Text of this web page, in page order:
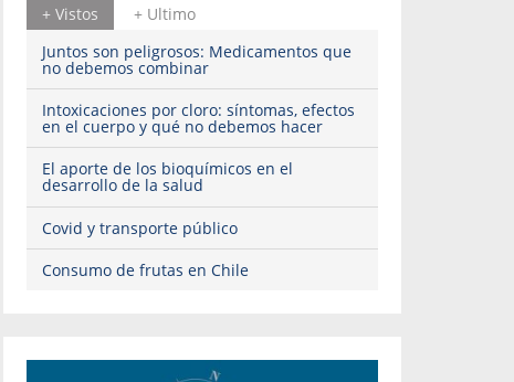
+ Vistos
+ Ultimo
Juntos son peligrosos: Medicamentos que
no debemos combinar
Intoxicaciones por cloro: síntomas, efectos
en el cuerpo y qué no debemos hacer
El aporte de los bioquímicos en el
desarrollo de la salud
Covid y transporte público
Consumo de frutas en Chile